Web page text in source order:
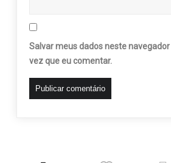
Salvar meus dados neste
vez que eu comentar.